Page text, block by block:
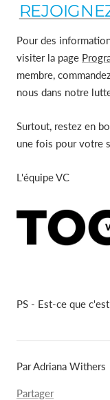
Par Adriana Withers
Partager
Pour des
visiter la page
membre,
nous dans notre
Surtout, restez en
une fois pour votre
L'équipe VC
PS - Est-ce que